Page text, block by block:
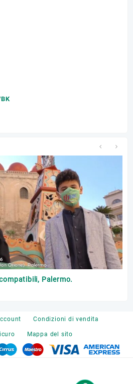
Palermo.
Condizioni di vendita
Mappa del sito